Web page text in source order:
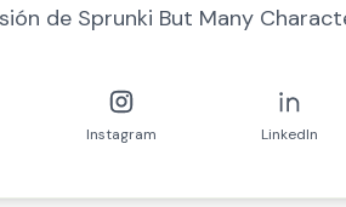
de Sprunki But Many
Instagram LinkedIn